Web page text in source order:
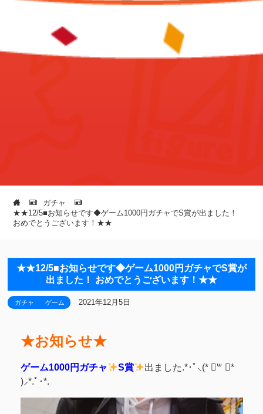
ガチャ
★★12/5■お知らせです◆ゲーム1000円ガチャでS賞が出ました！
おめでとうございます！★★
★★12/5■お知らせです◆ゲーム1000円ガチャでS賞が
出ました！ おめでとうございます！★★
ガチャ ゲーム 2021年12月5日
★お知らせ★
ゲーム1000円ガチャ S賞
出ました.*･ﾟ⸜(* ॑꒳ ॑*
)⸝*.ﾟ･*.